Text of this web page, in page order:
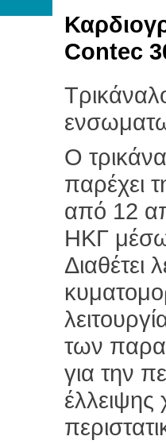
Contec
Ο
παρέχει
από 12
ΗΚΓ
Διαθέτει
των
για την
έλλειψης